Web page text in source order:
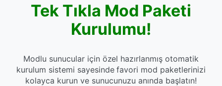
Tek Tıkla Mod Paketi
Kurulumu!
Modlu sunucular için özel hazırlanmış otomatik
kurulum sistemi sayesinde favori mod paketlerinizi
kolayca kurun ve sunucunuzu anında başlatın!